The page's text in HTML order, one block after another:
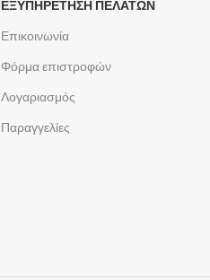
ΕΞΥΠΗΡΕΤΗΣΗ ΠΕΛΑΤΩΝ
Επικοινωνία
Φόρμα επιστροφών
Λογαριασμός
Παραγγελίες